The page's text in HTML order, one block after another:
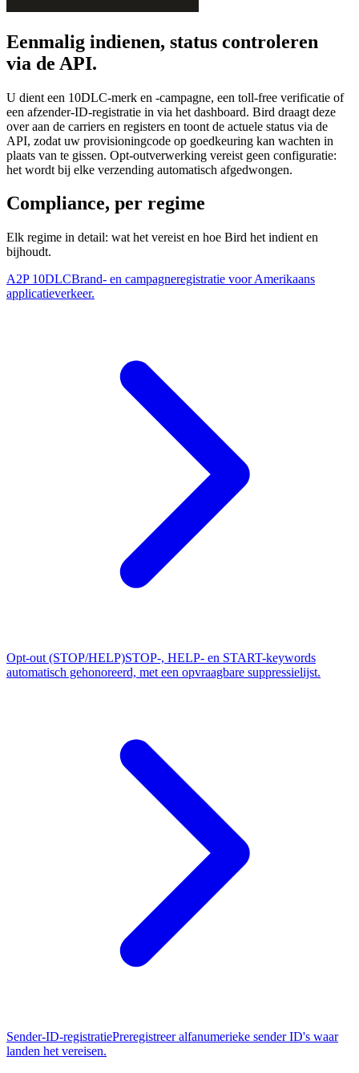
Eenmalig indienen, status controleren
via de API.
U dient een 10DLC-merk en -campagne, een toll-free verificatie of
een afzender-ID-registratie in via het dashboard. Bird draagt deze
over aan de carriers en registers en toont de actuele status via de
API, zodat uw provisioningcode op goedkeuring kan wachten in
plaats van te gissen. Opt-outverwerking vereist geen configuratie:
het wordt bij elke verzending automatisch afgedwongen.
Compliance, per regime
Elk regime in detail: wat het vereist en hoe Bird het indient en
bijhoudt.
A2P 10DLCBrand- en campagneregistratie voor Amerikaans
applicatieverkeer.
Opt-out (STOP/HELP)STOP-, HELP- en START-keywords
automatisch gehonoreerd, met een opvraagbare suppressielijst.
Sender-ID-registratiePreregistreer alfanumerieke sender ID's waar
landen het vereisen.